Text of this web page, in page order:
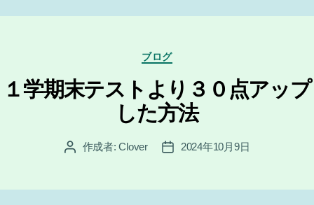
カ
テ
ゴ
リ
ー
ブログ
１学期末テストより３０点アップ
した方法
投 作成者:Clover
投
2024年10月9日